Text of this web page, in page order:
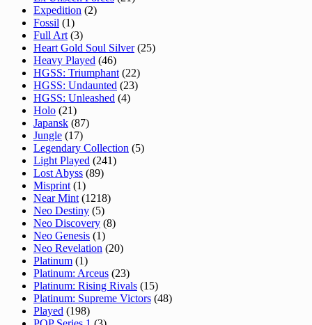
Expedition (2)
Fossil (1)
Full Art (3)
Heart Gold Soul Silver (25)
Heavy Played (46)
HGSS: Triumphant (22)
HGSS: Undaunted (23)
HGSS: Unleashed (4)
Holo (21)
Japansk (87)
Jungle (17)
Legendary Collection (5)
Light Played (241)
Lost Abyss (89)
Misprint (1)
Near Mint (1218)
Neo Destiny (5)
Neo Discovery (8)
Neo Genesis (1)
Neo Revelation (20)
Platinum (1)
Platinum: Arceus (23)
Platinum: Rising Rivals (15)
Platinum: Supreme Victors (48)
Played (198)